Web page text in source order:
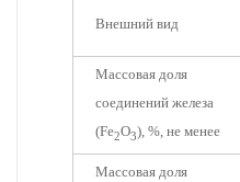
Внешний вид
Массовая доля
соединений железа
(Fe2O3), %, не менее
Массовая доля